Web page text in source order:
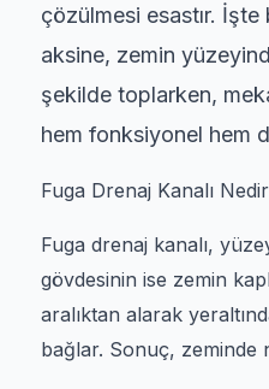
çözülmesi esastır.
aksine, zemin
şekilde toplarken,
hem fonksiyonel hem
Fuga Drenaj Kanalı
Fuga drenaj kanalı,
gövdesinin ise zemin
aralıktan alarak
bağlar. Sonuç, zeminde